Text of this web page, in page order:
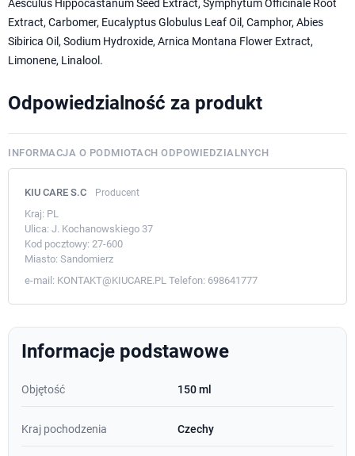
Aesculus Hippocastanum Seed Extract, Symphytum Officinale Root
Extract, Carbomer, Eucalyptus Globulus Leaf Oil, Camphor, Abies
Sibirica Oil, Sodium Hydroxide, Arnica Montana Flower Extract,
Limonene, Linalool.
Odpowiedzialność za produkt
INFORMACJA O PODMIOTACH ODPOWIEDZIALNYCH
KIU CARE S.C Producent
Kraj: PL
Ulica: J. Kochanowskiego 37
Kod pocztowy: 27-600
Miasto: Sandomierz
e-mail: KONTAKT@KIUCARE.PL Telefon: 698641777
Informacje podstawowe
Objętość 150 ml
Kraj pochodzenia Czechy